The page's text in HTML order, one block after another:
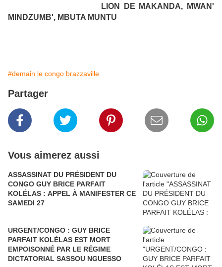
LION DE MAKANDA, MWAN'
MINDZUMB', MBUTA MUNTU
#demain le congo brazzaville
Partager
Vous aimerez aussi
ASSASSINAT DU PRÉSIDENT DU
CONGO GUY BRICE PARFAIT
KOLÉLAS : APPEL À MANIFESTER CE
SAMEDI 27
URGENT/CONGO : GUY BRICE
PARFAIT KOLÉLAS EST MORT
EMPOISONNÉ PAR LE RÉGIME
DICTATORIAL SASSOU NGUESSO